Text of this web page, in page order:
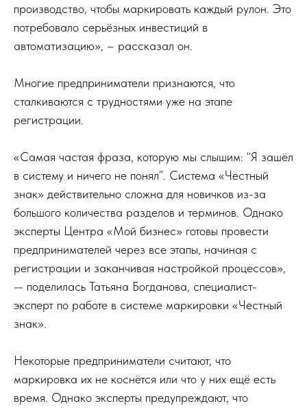
производство, чтобы маркировать каждый рулон. Это
потребовало серьёзных инвестиций в
автоматизацию», – рассказал он.
Многие предприниматели признаются, что
сталкиваются с трудностями уже на этапе
регистрации.
«Самая частая фраза, которую мы слышим: “Я зашёл
в систему и ничего не понял”. Система «Честный
знак» действительно сложна для новичков из-за
большого количества разделов и терминов. Однако
эксперты Центра «Мой бизнес» готовы провести
предпринимателей через все этапы, начиная с
регистрации и заканчивая настройкой процессов»,
— поделилась Татьяна Богданова, специалист-
эксперт по работе в системе маркировки «Честный
знак».
Некоторые предприниматели считают, что
маркировка их не коснётся или что у них ещё есть
время. Однако эксперты предупреждают, что